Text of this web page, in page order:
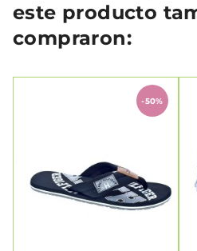
este producto
compraron:
-50%